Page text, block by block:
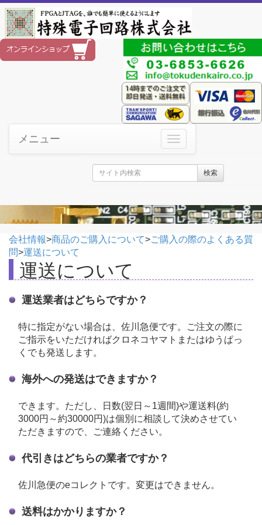
メニュー
検索
会社情報>商品のご購入について>ご購入の際のよくある質
問>運送について
運送について
運送業者はどちらですか？
特に指定がない場合は、佐川急便です。ご注文の際に
ご指示をいただければクロネコヤマトまたはゆうぱっ
くでも発送します。
海外への発送はできますか？
できます。ただし、日数(翌日～1週間)や運送料(約
3000円～約30000円)は個別に相談して決めさせてい
ただきますので、ご連絡ください。
代引きはどちらの業者ですか？
佐川急便のeコレクトです。変更はできません。
送料はかかりますか？